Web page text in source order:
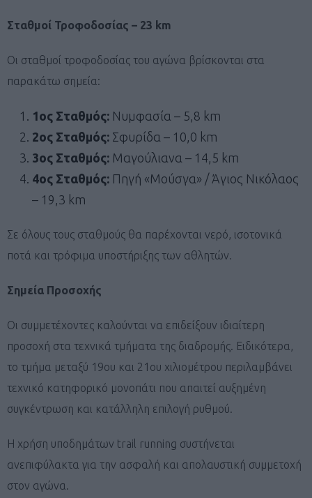
Σταθμοί Τροφοδοσίας – 23 km
Οι σταθμοί τροφοδοσίας του αγώνα βρίσκονται στα
παρακάτω σημεία:
1ος Σταθμός: Νυμφασία – 5,8 km
2ος Σταθμός: Σφυρίδα – 10,0 km
3ος Σταθμός: Μαγούλιανα – 14,5 km
4ος Σταθμός: Πηγή «Μούσγα» / Άγιος Νικόλαος
– 19,3 km
Σε όλους τους σταθμούς θα παρέχονται νερό, ισοτονικά
ποτά και τρόφιμα υποστήριξης των αθλητών.
Σημεία Προσοχής
Οι συμμετέχοντες καλούνται να επιδείξουν ιδιαίτερη
προσοχή στα τεχνικά τμήματα της διαδρομής. Ειδικότερα,
το τμήμα μεταξύ 19ου και 21ου χιλιομέτρου περιλαμβάνει
τεχνικό κατηφορικό μονοπάτι που απαιτεί αυξημένη
συγκέντρωση και κατάλληλη επιλογή ρυθμού.
Η χρήση υποδημάτων trail running συστήνεται
ανεπιφύλακτα για την ασφαλή και απολαυστική συμμετοχή
στον αγώνα.